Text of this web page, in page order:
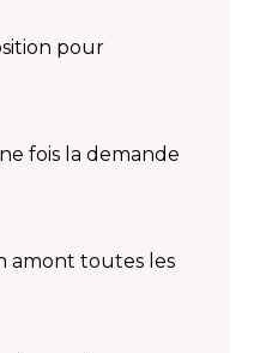
pour
fois la demande
amont toutes les